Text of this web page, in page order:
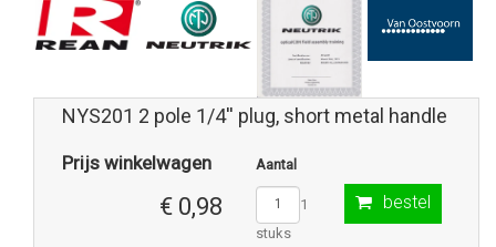
NYS201 2 pole 1/4'' plug, short metal handle
Prijs winkelwagen
€ 0,98
Aantal
1
stuks
bestel